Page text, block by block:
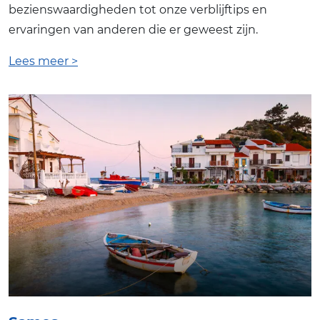
bezienswaardigheden tot onze verblijftips en
ervaringen van anderen die er geweest zijn.
Lees meer >